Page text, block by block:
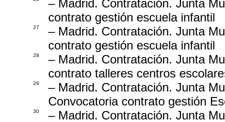
– Madrid. Contratación. Junta
contrato gestión escuela infantil
27
– Madrid. Contratación. Junta
contrato gestión escuela infantil
28
– Madrid. Contratación. Junta
contrato talleres centros
29
– Madrid. Contratación. Junta
Convocatoria contrato gestión
30 – Madrid. Contratación. Junta